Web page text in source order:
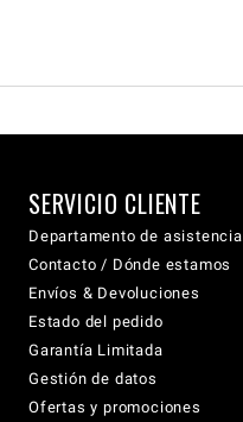
SERVICIO CLIENTE
Departamento de asistencia
Contacto / Dónde estamos
Envíos & Devoluciones
Estado del pedido
Garantía Limitada
Gestión de datos
Ofertas y promociones